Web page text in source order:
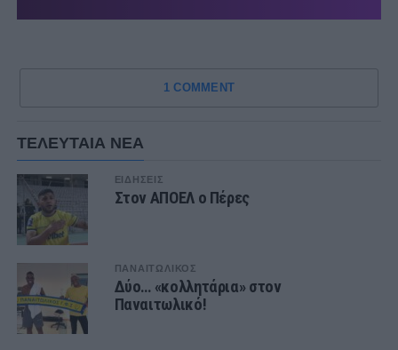
1 COMMENT
ΤΕΛΕΥΤΑΙΑ ΝΕΑ
ΕΙΔΗΣΕΙΣ
Στον ΑΠΟΕΛ ο Πέρες
ΠΑΝΑΙΤΩΛΙΚΟΣ
Δύο… «κολλητάρια» στον
Παναιτωλικό!